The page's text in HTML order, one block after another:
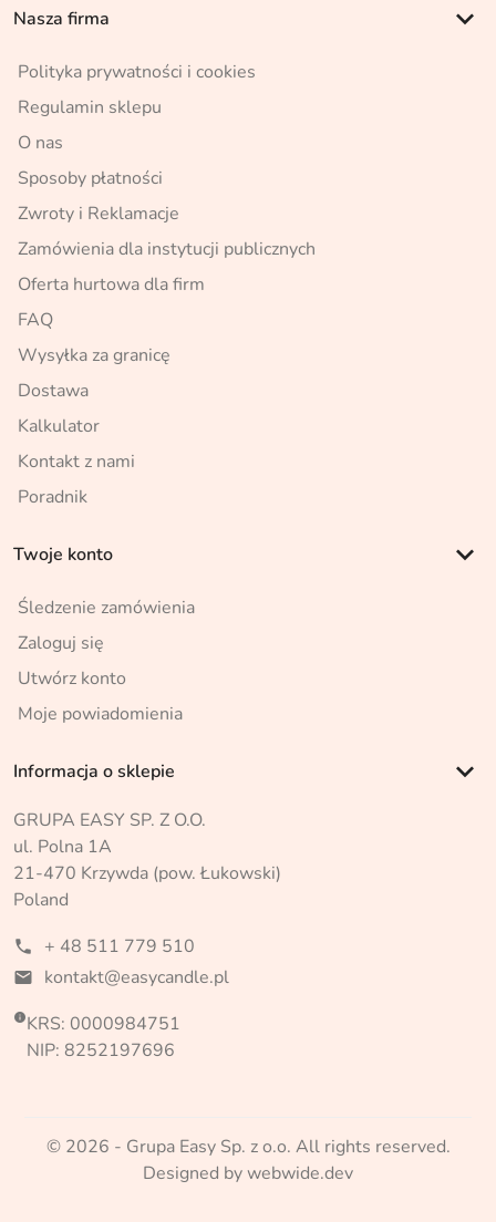
Nasza firma keyboard_arrow_down
Polityka prywatności i cookies
Regulamin sklepu
O nas
Sposoby płatności
Zwroty i Reklamacje
Zamówienia dla instytucji publicznych
Oferta hurtowa dla firm
FAQ
Wysyłka za granicę
Dostawa
Kalkulator
Kontakt z nami
Poradnik
Twoje konto keyboard_arrow_down
Śledzenie zamówienia
Zaloguj się
Utwórz konto
Moje powiadomienia
Informacja o sklepie keyboard_arrow_down
GRUPA EASY SP. Z O.O.
ul. Polna 1A
21-470 Krzywda (pow. Łukowski)
Poland
phone + 48 511 779 510
mail kontakt@easycandle.pl
KRS: 0000984751
NIP: 8252197696
© 2026 - Grupa Easy Sp. z o.o. All rights reserved.
Designed by webwide.dev